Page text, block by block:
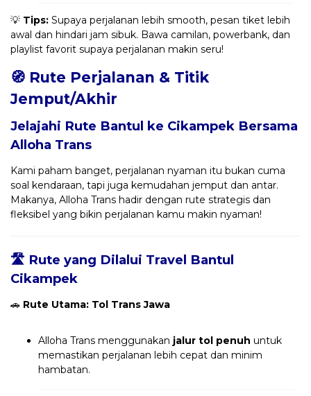
💡 Tips: Supaya perjalanan lebih smooth, pesan tiket lebih
awal dan hindari jam sibuk. Bawa camilan, powerbank, dan
playlist favorit supaya perjalanan makin seru!
🧭 Rute Perjalanan & Titik
Jemput/Akhir
Jelajahi Rute Bantul ke Cikampek Bersama
Alloha Trans
Kami paham banget, perjalanan nyaman itu bukan cuma
soal kendaraan, tapi juga kemudahan jemput dan antar.
Makanya, Alloha Trans hadir dengan rute strategis dan
fleksibel yang bikin perjalanan kamu makin nyaman!
🛣️ Rute yang Dilalui Travel Bantul
Cikampek
🚗 Rute Utama: Tol Trans Jawa
Alloha Trans menggunakan jalur tol penuh untuk
memastikan perjalanan lebih cepat dan minim
hambatan.